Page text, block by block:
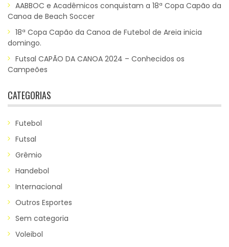
AABBOC e Acadêmicos conquistam a 18ª Copa Capão da
Canoa de Beach Soccer
18ª Copa Capão da Canoa de Futebol de Areia inicia
domingo.
Futsal CAPÃO DA CANOA 2024 – Conhecidos os
Campeões
CATEGORIAS
Futebol
Futsal
Grêmio
Handebol
Internacional
Outros Esportes
Sem categoria
Voleibol